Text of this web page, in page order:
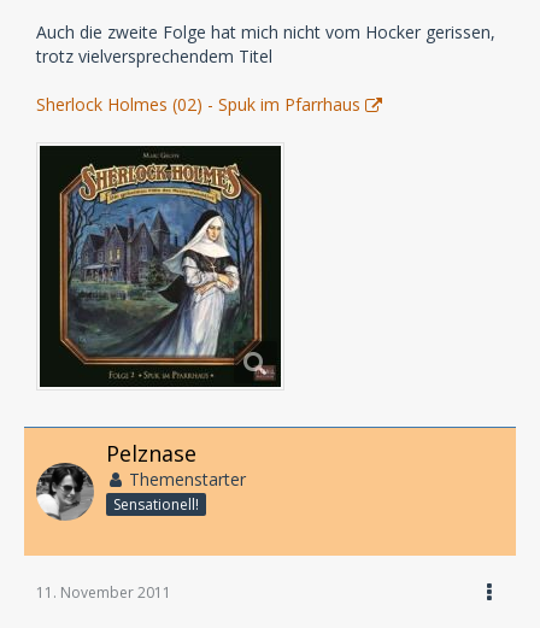
Auch die zweite Folge hat mich nicht vom Hocker gerissen,
trotz vielversprechendem Titel
Sherlock Holmes (02) - Spuk im Pfarrhaus
Pelznase
Themenstarter
Sensationell!
11. November 2011